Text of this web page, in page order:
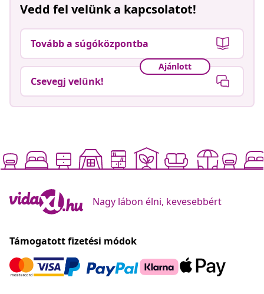
Vedd fel velünk a kapcsolatot!
Tovább a súgóközpontba
Ajánlott
Csevegj velünk!
Nagy lábon élni, kevesebbért
Támogatott fizetési módok